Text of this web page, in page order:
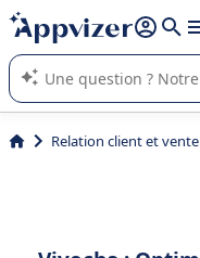
répondre (plusieurs lignes
L'IA de Appvizer vous
logiciel SaaS en entreprise.
Relation client et vente